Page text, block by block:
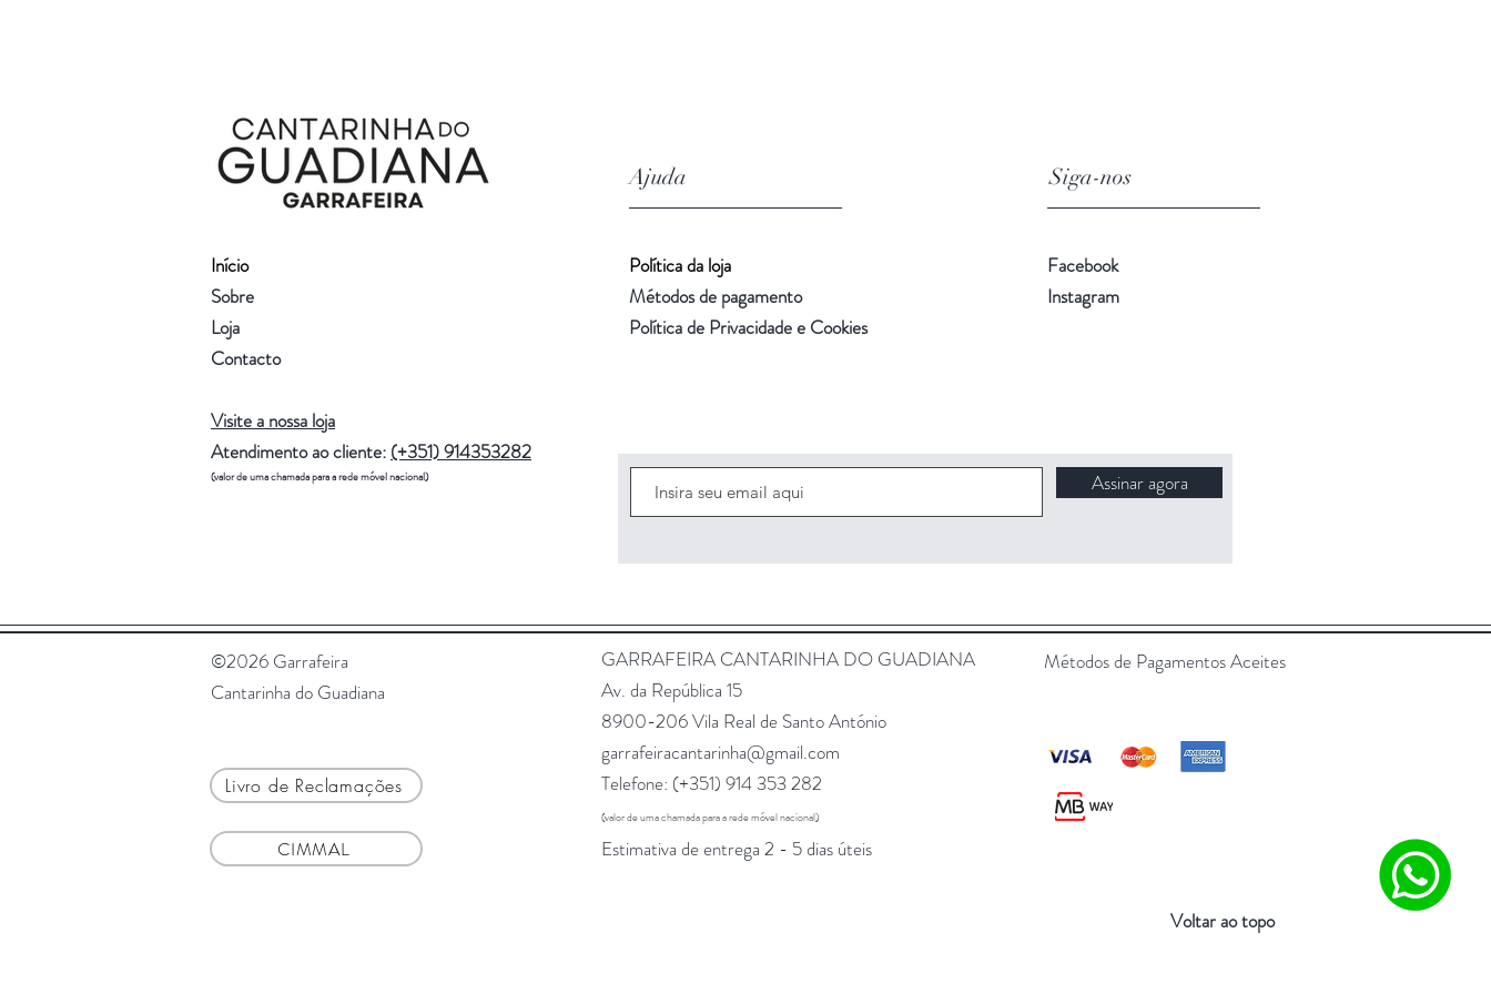
Início
Sobre
Loja
Contacto
Visite a nossa loja
Atendimento ao cliente: (+351) 914353282
(valor de uma chamada para a rede móvel nacional)
Ajuda
Política da loja
Métodos de pagamento
Política de Privacidade e Cookies
Siga-nos
Facebook
Instagram
Assinar agora
©2026 Garrafeira
Cantarinha do Guadiana
Livro de Reclamações
CIMMAL
GARRAFEIRA CANTARINHA DO GUADIANA
Av. da República 15
8900-206 Vila Real de Santo António
garrafeiracantarinha@gmail.com
Telefone: (+351) 914 353 282
(valor de uma chamada para a rede móvel nacional)
Estimativa de entrega 2 - 5 dias úteis
Métodos de Pagamentos Aceites
Voltar ao topo